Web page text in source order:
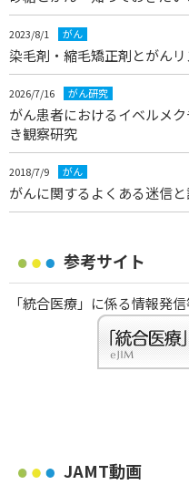
2023/8/1 がん
染毛剤・縮毛矯正剤とがんリ
2026/7/16 がん研究
がん患者におけるイベルメ
き観察研究
2018/7/9 がん
がんに関するよくある迷信
参考サイト
「統合医療」に係る情報発
JAMT動画